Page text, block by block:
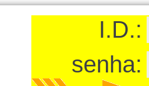
I.D.:
senha: